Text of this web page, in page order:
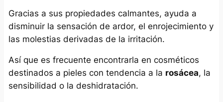
Gracias a sus propiedades calmantes, ayuda a
disminuir la sensación de ardor, el enrojecimiento y
las molestias derivadas de la irritación.
Así que es frecuente encontrarla en cosméticos
destinados a pieles con tendencia a la rosácea, la
sensibilidad o la deshidratación.